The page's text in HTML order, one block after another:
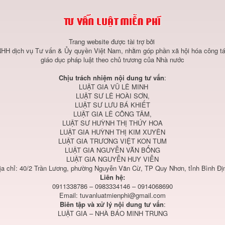
Trang website được tài trợ bởi
dịch vụ Tư vấn & Ủy quyền Việt Nam, nhằm góp phần xã hội hóa công
giáo dục pháp luật theo chủ trương của Nhà nước
Chịu trách nhiệm nội dung tư vấn:
LUẬT GIA VŨ LÊ MINH
LUẬT SƯ LÊ HOÀI SƠN,
LUẬT SƯ LƯU BÁ KHIẾT
LUẬT GIA LÊ CÔNG TÂM,
LUẬT SƯ HUỲNH THỊ THÚY HOA
LUẬT GIA HUỲNH THỊ KIM XUYÊN
LUẬT GIA TRƯƠNG VIỆT KON TUM
LUẬT GIA NGUYỄN VĂN BỔNG
LUẬT GIA NGUYỄN HUY VIỄN
chỉ: 40/2 Trần Lương, phường Nguyễn Văn Cừ, TP Quy Nhơn, tỉnh Bình
Liên hệ:
0911338786 – 0983334146 – 0914068690
Email: tuvanluatmienphi@gmail.com
Biên tập và xử lý nội dung tư vấn:
LUẬT GIA – NHÀ BÁO MINH TRUNG